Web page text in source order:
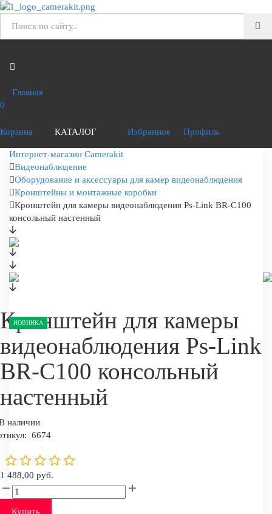
Главная
0
Корзина КАТАЛОГ Избранное Профиль
Интернет-магазин Camerakit
Видеонаблюдение
Оборудование и аксессуары для камер видеонаблюдения
Кронштейны и монтажные коробки
Кронштейн для камеры видеонаблюдения Ps-Link BR-C100
консольный настенный
НОВИНКА
Кронштейн для камеры
видеонаблюдения Ps-Link
BR-C100 консольный
настенный
наличии
6674
1 488,00 руб.
Купить